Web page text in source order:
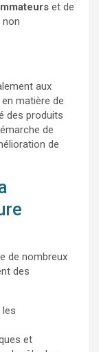
et de
non
aux
matière de
des produits
de
de
de nombreux
des
les
et